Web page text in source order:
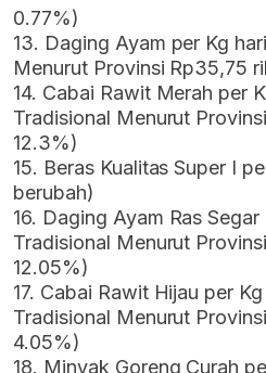
0.77%)
13. Daging Ayam per Kg
Menurut Provinsi Rp35,75
14. Cabai Rawit Merah per
Tradisional Menurut
12.3%)
15. Beras Kualitas Super I
berubah)
16. Daging Ayam Ras
Tradisional Menurut
12.05%)
17. Cabai Rawit Hijau per
Tradisional Menurut
4.05%)
18. Minyak Goreng Curah